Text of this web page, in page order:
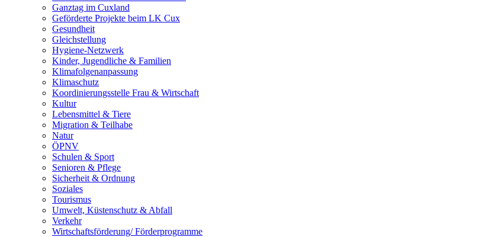
Ganztag im Cuxland
Geförderte Projekte beim LK Cux
Gesundheit
Gleichstellung
Hygiene-Netzwerk
Kinder, Jugendliche & Familien
Klimafolgenanpassung
Klimaschutz
Koordinierungsstelle Frau & Wirtschaft
Kultur
Lebensmittel & Tiere
Migration & Teilhabe
Natur
ÖPNV
Schulen & Sport
Senioren & Pflege
Sicherheit & Ordnung
Soziales
Tourismus
Umwelt, Küstenschutz & Abfall
Verkehr
Wirtschaftsförderung/ Förderprogramme